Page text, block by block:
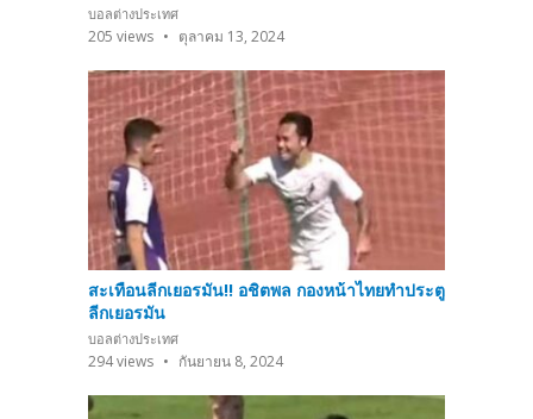
บอลต่างประเทศ
205 views ตุลาคม 13, 2024
สะเทือนลีกเยอรมัน!! อชิตพล กองหน้าไทยทำประตู
ลีกเยอรมัน
บอลต่างประเทศ
294views กันยายน 8, 2024